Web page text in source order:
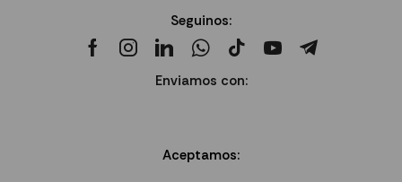
Seguinos:
Enviamos con:
Aceptamos: